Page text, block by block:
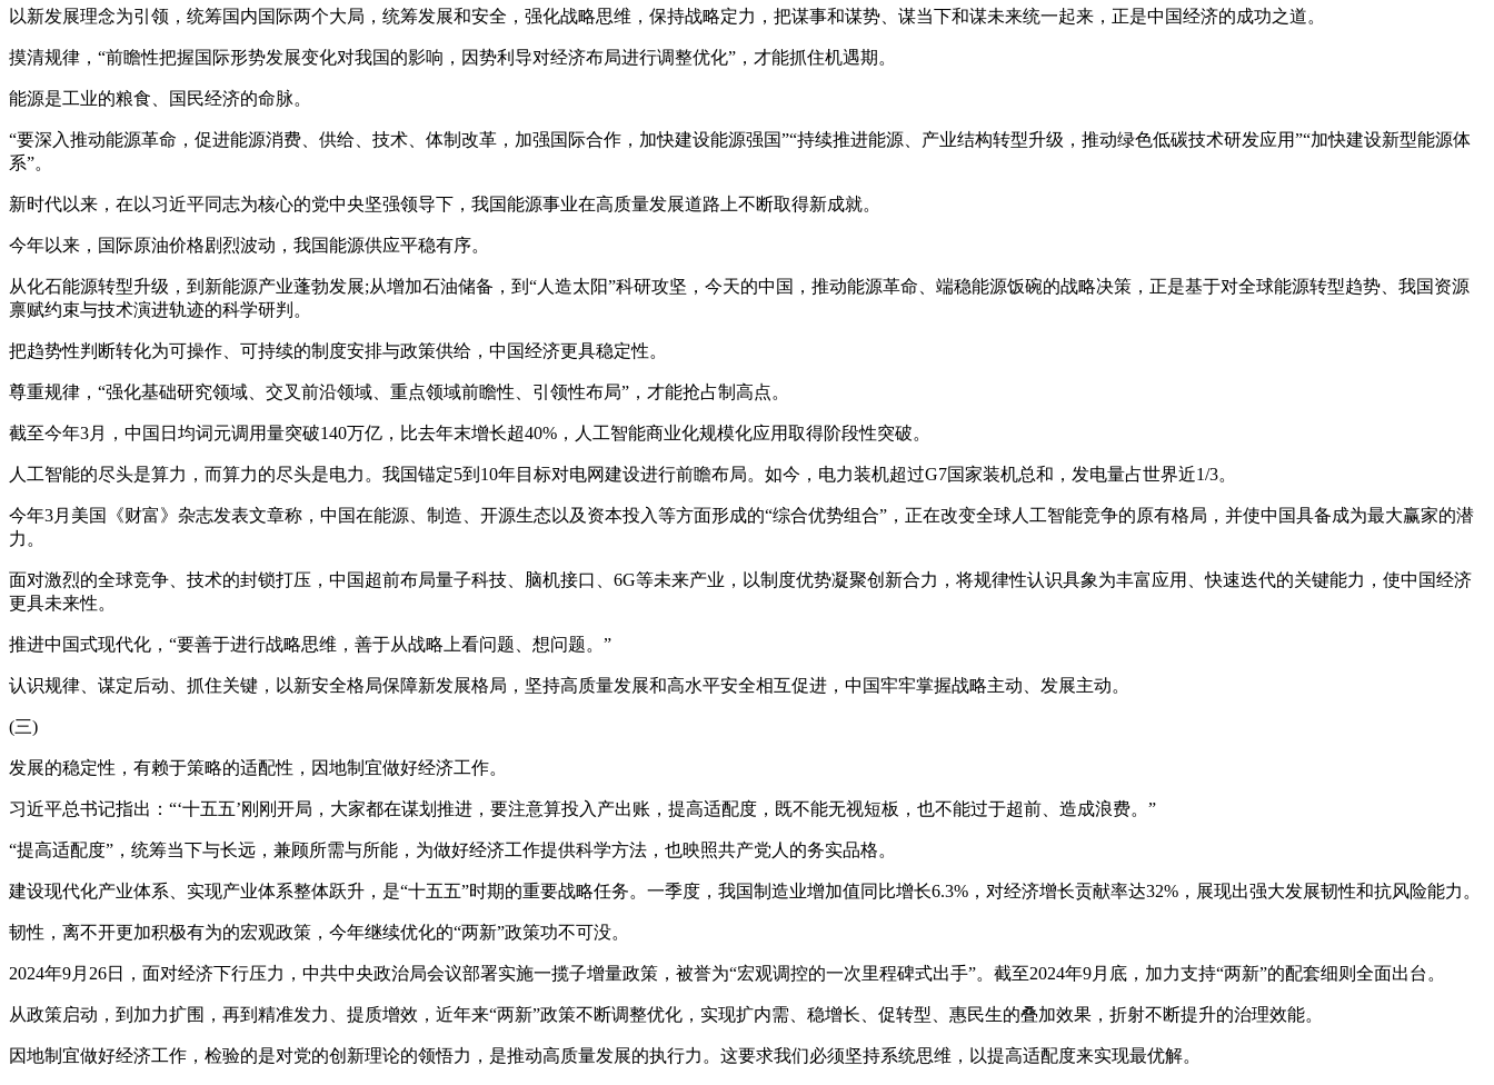
以新发展理念为引领，统筹国内国际两个大局，统筹发展和安全，强化战略思维，保持战略定力，把谋事和谋势、谋当下和谋未来统一起来，正是中国经济的成功之道。
摸清规律，“前瞻性把握国际形势发展变化对我国的影响，因势利导对经济布局进行调整优化”，才能抓住机遇期。
能源是工业的粮食、国民经济的命脉。
“要深入推动能源革命，促进能源消费、供给、技术、体制改革，加强国际合作，加快建设能源强国”“持续推进能源、产业结构转型升级，推动绿色低碳技术研发应用”“加快建设新型能源体
系”。
新时代以来，在以习近平同志为核心的党中央坚强领导下，我国能源事业在高质量发展道路上不断取得新成就。
今年以来，国际原油价格剧烈波动，我国能源供应平稳有序。
从化石能源转型升级，到新能源产业蓬勃发展;从增加石油储备，到“人造太阳”科研攻坚，今天的中国，推动能源革命、端稳能源饭碗的战略决策，正是基于对全球能源转型趋势、我国资源
禀赋约束与技术演进轨迹的科学研判。
把趋势性判断转化为可操作、可持续的制度安排与政策供给，中国经济更具稳定性。
尊重规律，“强化基础研究领域、交叉前沿领域、重点领域前瞻性、引领性布局”，才能抢占制高点。
截至今年3月，中国日均词元调用量突破140万亿，比去年末增长超40%，人工智能商业化规模化应用取得阶段性突破。
人工智能的尽头是算力，而算力的尽头是电力。我国锚定5到10年目标对电网建设进行前瞻布局。如今，电力装机超过G7国家装机总和，发电量占世界近1/3。
今年3月美国《财富》杂志发表文章称，中国在能源、制造、开源生态以及资本投入等方面形成的“综合优势组合”，正在改变全球人工智能竞争的原有格局，并使中国具备成为最大赢家的潜
力。
面对激烈的全球竞争、技术的封锁打压，中国超前布局量子科技、脑机接口、6G等未来产业，以制度优势凝聚创新合力，将规律性认识具象为丰富应用、快速迭代的关键能力，使中国经济
更具未来性。
推进中国式现代化，“要善于进行战略思维，善于从战略上看问题、想问题。”
认识规律、谋定后动、抓住关键，以新安全格局保障新发展格局，坚持高质量发展和高水平安全相互促进，中国牢牢掌握战略主动、发展主动。
(三)
发展的稳定性，有赖于策略的适配性，因地制宜做好经济工作。
习近平总书记指出：“‘十五五’刚刚开局，大家都在谋划推进，要注意算投入产出账，提高适配度，既不能无视短板，也不能过于超前、造成浪费。”
“提高适配度”，统筹当下与长远，兼顾所需与所能，为做好经济工作提供科学方法，也映照共产党人的务实品格。
建设现代化产业体系、实现产业体系整体跃升，是“十五五”时期的重要战略任务。一季度，我国制造业增加值同比增长6.3%，对经济增长贡献率达32%，展现出强大发展韧性和抗风险能力。
韧性，离不开更加积极有为的宏观政策，今年继续优化的“两新”政策功不可没。
2024年9月26日，面对经济下行压力，中共中央政治局会议部署实施一揽子增量政策，被誉为“宏观调控的一次里程碑式出手”。截至2024年9月底，加力支持“两新”的配套细则全面出台。
从政策启动，到加力扩围，再到精准发力、提质增效，近年来“两新”政策不断调整优化，实现扩内需、稳增长、促转型、惠民生的叠加效果，折射不断提升的治理效能。
因地制宜做好经济工作，检验的是对党的创新理论的领悟力，是推动高质量发展的执行力。这要求我们必须坚持系统思维，以提高适配度来实现最优解。